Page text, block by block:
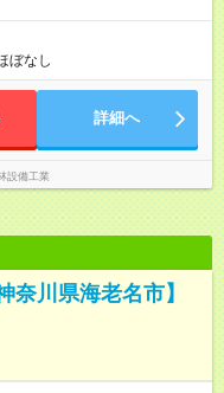
ぼなし
詳細へ
設備工業
奈川県海老名市】